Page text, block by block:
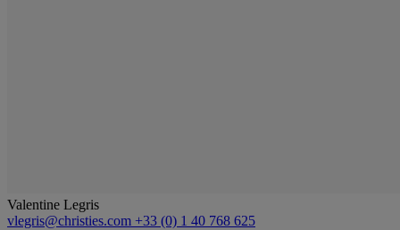
Valentine Legris
vlegris@christies.com +33 (0) 1 40 768 625